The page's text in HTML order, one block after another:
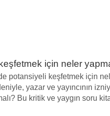
için neler
potansiyeli keşfetmek için
yazar ve yayıncının
Bu kritik ve yaygın soru